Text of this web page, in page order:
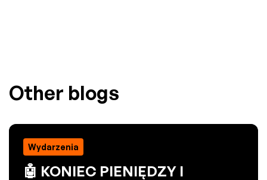
Other blogs
Wydarzenia
🤖 KONIEC PIENIĘDZY I